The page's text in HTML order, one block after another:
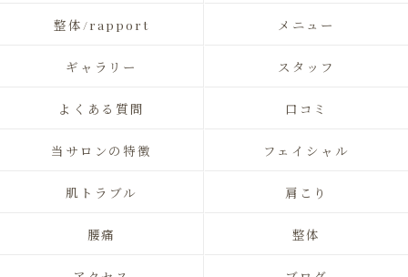
整体/rapport メニュー
ギャラリー スタッフ
よくある質問 口コミ
当サロンの特徴 フェイシャル
肌トラブル 肩こり
腰痛 整体